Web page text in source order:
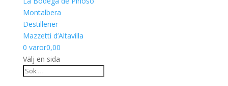
Montalbera
Destillerier
Mazzetti d’Altavilla
0 varor0,00
Välj en sida